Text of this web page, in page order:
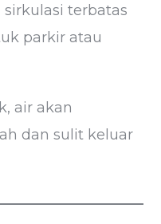
terbatas
parkir atau
air akan
dan sulit keluar